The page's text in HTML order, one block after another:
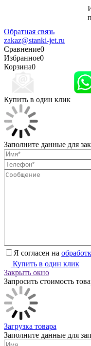
Обратная связь
zakaz@stanki-jet.ru
Сравнение0
Избранное0
Корзина0
Купить в один клик
Заполните данные для
Я согласен на
Купить в один клик
Закрыть окно
Запросить стоимость
Загрузка товара
Заполните данные для